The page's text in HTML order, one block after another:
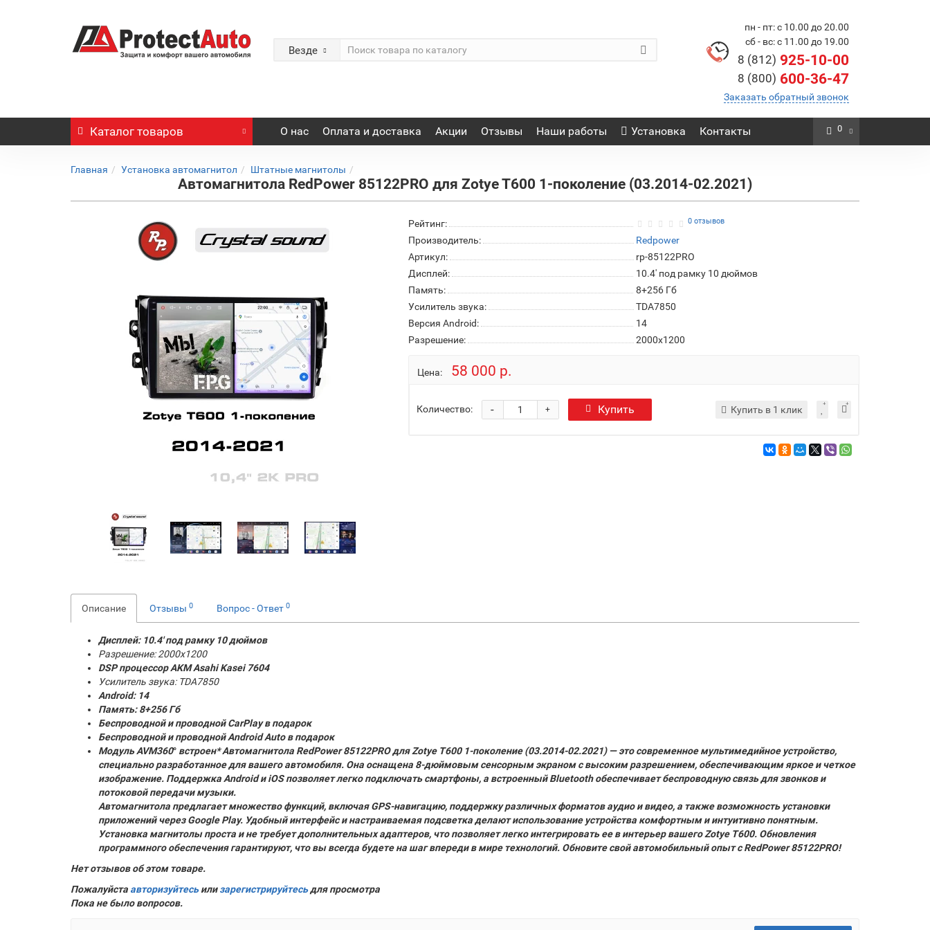
Везде
пн - пт: с 10.00 до 20.00
сб - вс: с 11.00 до 19.00
8 (812) 925-10-00
8 (800) 600-36-47
Заказать обратный звонок
Каталог товаров О нас Оплата и доставка Акции Отзывы Наши работы Установка Контакты 0
Главная Установка автомагнитол Штатные магнитолы
Автомагнитола RedPower 85122PRO для Zotye T600 1-поколение (03.2014-02.2021)
Рейтинг: 0 отзывов
Производитель:
Redpower
Артикул:
rp-85122PRO
Дисплей:
10.4' под рамку 10 дюймов
Память:
8+256 Гб
Усилитель звука:
TDA7850
Версия Android:
14
Разрешение:
2000x1200
Цена: 58 000 р.
Количество: +
- Купить Купить в 1 клик
Описание Отзывы 0 Вопрос - Ответ 0
Дисплей: 10.4' под рамку 10 дюймов
Разрешение: 2000x1200
DSP процессор AKM Asahi Kasei 7604
Усилитель звука: TDA7850
Android: 14
Память:8+256 Гб
Беспроводной и проводной CarPlay в подарок
Беспроводной и проводной Android Auto в подарок
Модуль AVM360° встроен* Автомагнитола RedPower 85122PRO для Zotye T600 1-поколение (03.2014-02.2021) — это современное мультимедийное устройство,
специально разработанное для вашего автомобиля. Она оснащена 8-дюймовым сенсорным экраном с высоким разрешением, обеспечивающим яркое и четкое
изображение. Поддержка Android и iOS позволяет легко подключать смартфоны, а встроенный Bluetooth обеспечивает беспроводную связь для звонков и
потоковой передачи музыки.
Автомагнитола предлагает множество функций, включая GPS-навигацию, поддержку различных форматов аудио и видео, а также возможность установки
приложений через Google Play. Удобный интерфейс и настраиваемая подсветка делают использование устройства комфортным и интуитивно понятным.
Установка магнитолы проста и не требует дополнительных адаптеров, что позволяет легко интегрировать ее в интерьер вашего Zotye T600. Обновления
программного обеспечения гарантируют, что вы всегда будете на шаг впереди в мире технологий. Обновите свой автомобильный опыт с RedPower 85122PRO!
Нет отзывов об этом товаре.
Пожалуйста авторизуйтесьилизарегистрируйтесьдля просмотра
Пока не было вопросов.